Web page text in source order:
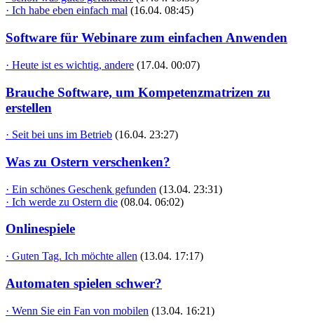
· Ich habe eben einfach mal (16.04. 08:45)
Software für Webinare zum einfachen Anwenden
· Heute ist es wichtig, andere (17.04. 00:07)
Brauche Software, um Kompetenzmatrizen zu
erstellen
· Seit bei uns im Betrieb (16.04. 23:27)
Was zu Ostern verschenken?
· Ein schönes Geschenk gefunden (13.04. 23:31)
· Ich werde zu Ostern die (08.04. 06:02)
Onlinespiele
· Guten Tag. Ich möchte allen (13.04. 17:17)
Automaten spielen schwer?
· Wenn Sie ein Fan von mobilen (13.04. 16:21)